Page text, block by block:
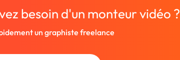
besoin d'un monteur vidéo ?
un graphiste freelance